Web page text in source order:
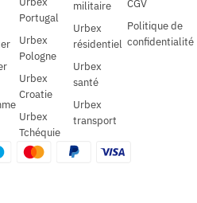
Portugal
Urbex
Pologne
Urbex
Croatie
Urbex
Tchéquie
militaire
Urbex
résidentiel
Urbex
santé
Urbex
transport
CGV
Politique de
confidentialité